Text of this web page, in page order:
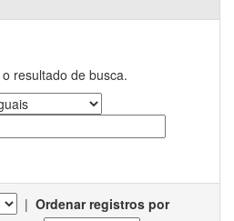
resultado de busca.
| Ordenar registros por